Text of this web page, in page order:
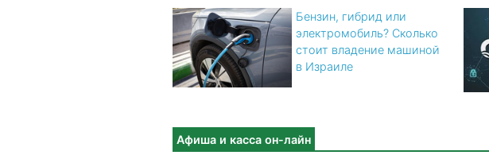
Бензин, гибрид или
электромобиль? Cколько
стоит владение машиной
в Израиле
Афиша и касса он-лайн